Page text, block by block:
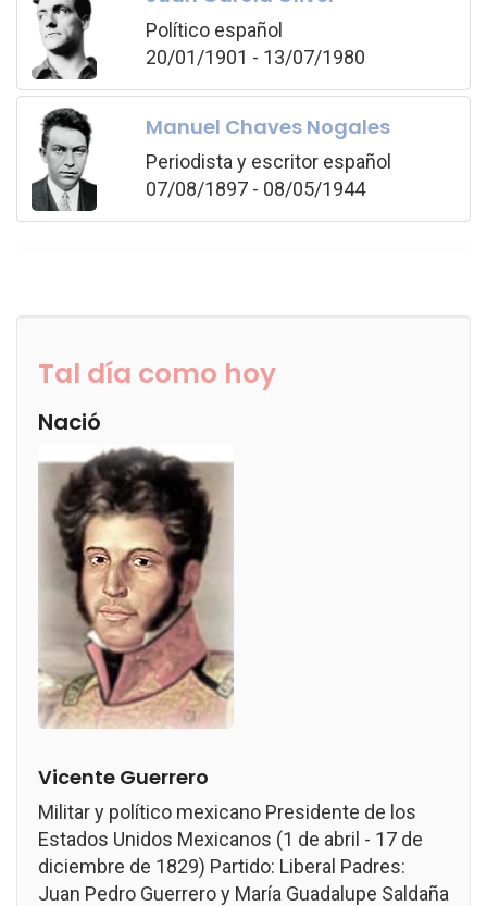
Político español
20/01/1901 - 13/07/1980
Manuel Chaves Nogales
Periodista y escritor español
07/08/1897 - 08/05/1944
Tal día como hoy
Nació
Vicente Guerrero
Militar y político mexicano Presidente de los
Estados Unidos Mexicanos (1 de abril - 17 de
diciembre de 1829) Partido: Liberal Padres:
Juan Pedro Guerrero y María Guadalupe Saldaña